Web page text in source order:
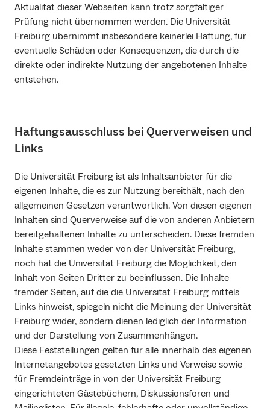
Aktualität dieser Webseiten kann trotz sorgfältiger
Prüfung nicht übernommen werden. Die Universität
Freiburg übernimmt insbesondere keinerlei Haftung, für
eventuelle Schäden oder Konsequenzen, die durch die
direkte oder indirekte Nutzung der angebotenen Inhalte
entstehen.
Haftungsausschluss bei Querverweisen und
Links
Die Universität Freiburg ist als Inhaltsanbieter für die
eigenen Inhalte, die es zur Nutzung bereithält, nach den
allgemeinen Gesetzen verantwortlich. Von diesen eigenen
Inhalten sind Querverweise auf die von anderen Anbietern
bereitgehaltenen Inhalte zu unterscheiden. Diese fremden
Inhalte stammen weder von der Universität Freiburg,
noch hat die Universität Freiburg die Möglichkeit, den
Inhalt von Seiten Dritter zu beeinflussen. Die Inhalte
fremder Seiten, auf die die Universität Freiburg mittels
Links hinweist, spiegeln nicht die Meinung der Universität
Freiburg wider, sondern dienen lediglich der Information
und der Darstellung von Zusammenhängen.
Diese Feststellungen gelten für alle innerhalb des eigenen
Internetangebotes gesetzten Links und Verweise sowie
für Fremdeinträge in von der Universität Freiburg
eingerichteten Gästebüchern, Diskussionsforen und